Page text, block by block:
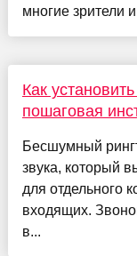
многие зрители
Как
пошаговая
Бесшумный
звука, который
для отдельного
входящих.
в...